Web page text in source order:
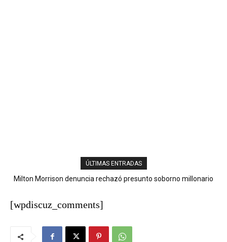
ÚLTIMAS ENTRADAS
Milton Morrison denuncia rechazó presunto soborno millonario
Autobús con explosivos es desactivado en zona cercana donde
[wpdiscuz_comments]